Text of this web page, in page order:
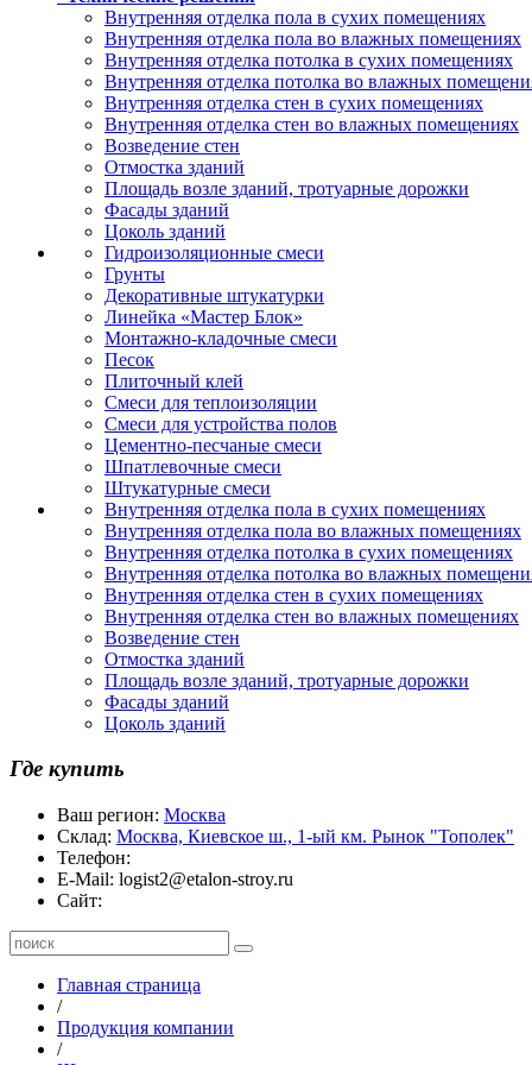
Внутренняя отделка пола в сухих помещениях
Внутренняя отделка пола во влажных помещениях
Внутренняя отделка потолка в сухих помещениях
Внутренняя отделка потолка во влажных
Внутренняя отделка стен в сухих помещениях
Внутренняя отделка стен во влажных помещениях
Возведение стен
Отмостка зданий
Площадь возле зданий, тротуарные дорожки
Фасады зданий
Цоколь зданий
Гидроизоляционные смеси
Грунты
Декоративные штукатурки
Линейка «Мастер Блок»
Монтажно-кладочные смеси
Песок
Плиточный клей
Смеси для теплоизоляции
Смеси для устройства полов
Цементно-песчаные смеси
Шпатлевочные смеси
Штукатурные смеси
Внутренняя отделка пола в сухих помещениях
Внутренняя отделка пола во влажных помещениях
Внутренняя отделка потолка в сухих помещениях
Внутренняя отделка потолка во влажных
Внутренняя отделка стен в сухих помещениях
Внутренняя отделка стен во влажных помещениях
Возведение стен
Отмостка зданий
Площадь возле зданий, тротуарные дорожки
Фасады зданий
Цоколь зданий
Где купить
Ваш регион: Москва
Склад: Москва, Киевское ш., 1-ый км. Рынок "Тополек"
Телефон:
E-Mail: logist2@etalon-stroy.ru
Сайт:
Главная страница
/
Продукция компании
/